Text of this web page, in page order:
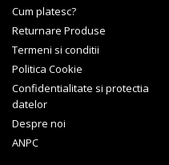
Cum platesc?
Returnare Produse
Termeni si conditii
Politica Cookie
Confidentialitate si protectia
datelor
Despre noi
ANPC